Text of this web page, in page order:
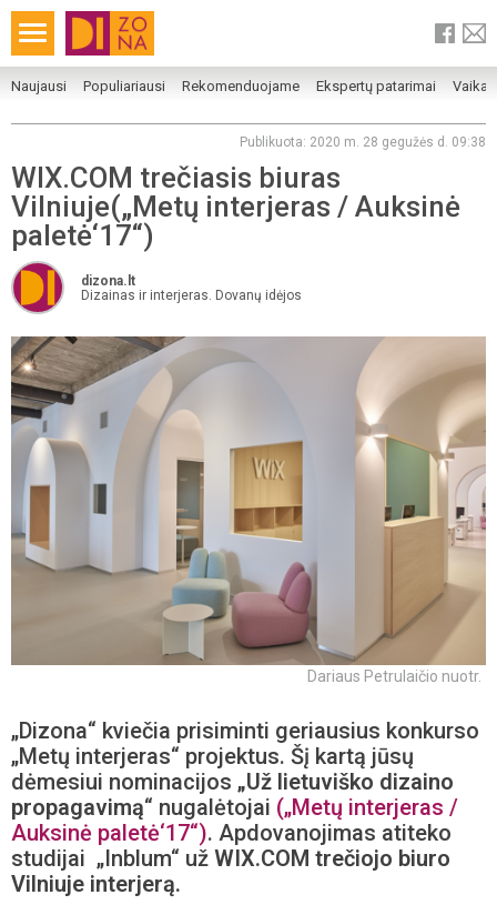
Naujausi Populiariausi Rekomenduojame Ekspertų patarimai
Publikuota: 2020 m. 28 gegužės d. 09:38
WIX.COM trečiasis biuras
Vilniuje(„Metų interjeras / Auksinė
paletė‘17“)
dizona.lt
Dizainas ir interjeras. Dovanų idėjos
Dariaus Petrulaičio nuotr.
„Dizona“ kviečia prisiminti geriausius konkurso
„Metų interjeras“ projektus. Šį kartą jūsų
dėmesiui nominacijos „Už lietuviško dizaino
propagavimą“ nugalėtojai („Metų interjeras /
Auksinė paletė‘17“). Apdovanojimas atiteko
studijai „Inblum“ už WIX.COM trečiojo biuro
Vilniuje interjerą.